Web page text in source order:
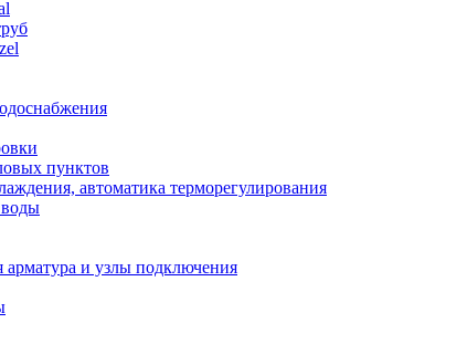
пунктов
автоматика терморегулирования
арматура и узлы подключения